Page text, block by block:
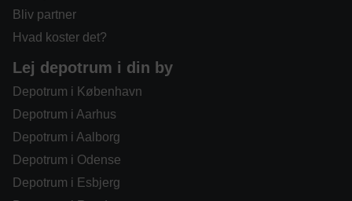
Bliv partner
Hvad koster det?
Lej depotrum i din by
Depotrum i København
Depotrum i Aarhus
Depotrum i Aalborg
Depotrum i Odense
Depotrum i Esbjerg